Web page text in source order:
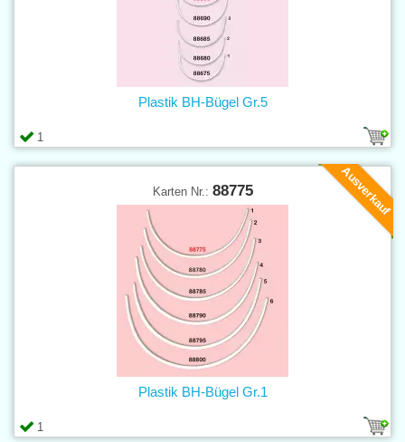
1
Plastik BH-Bügel Gr.5
Ausverkauf
Karten Nr.: 88775
1
Plastik BH-Bügel Gr.1